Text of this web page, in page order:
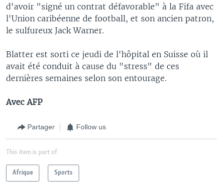
d'avoir "signé un contrat défavorable" à la Fifa avec
l'Union caribéenne de football, et son ancien patron,
le sulfureux Jack Warner.
Blatter est sorti ce jeudi de l'hôpital en Suisse où il
avait été conduit à cause du "stress" de ces
dernières semaines selon son entourage.
Avec AFP
Partager Follow us
This item is part of
Afrique Sports